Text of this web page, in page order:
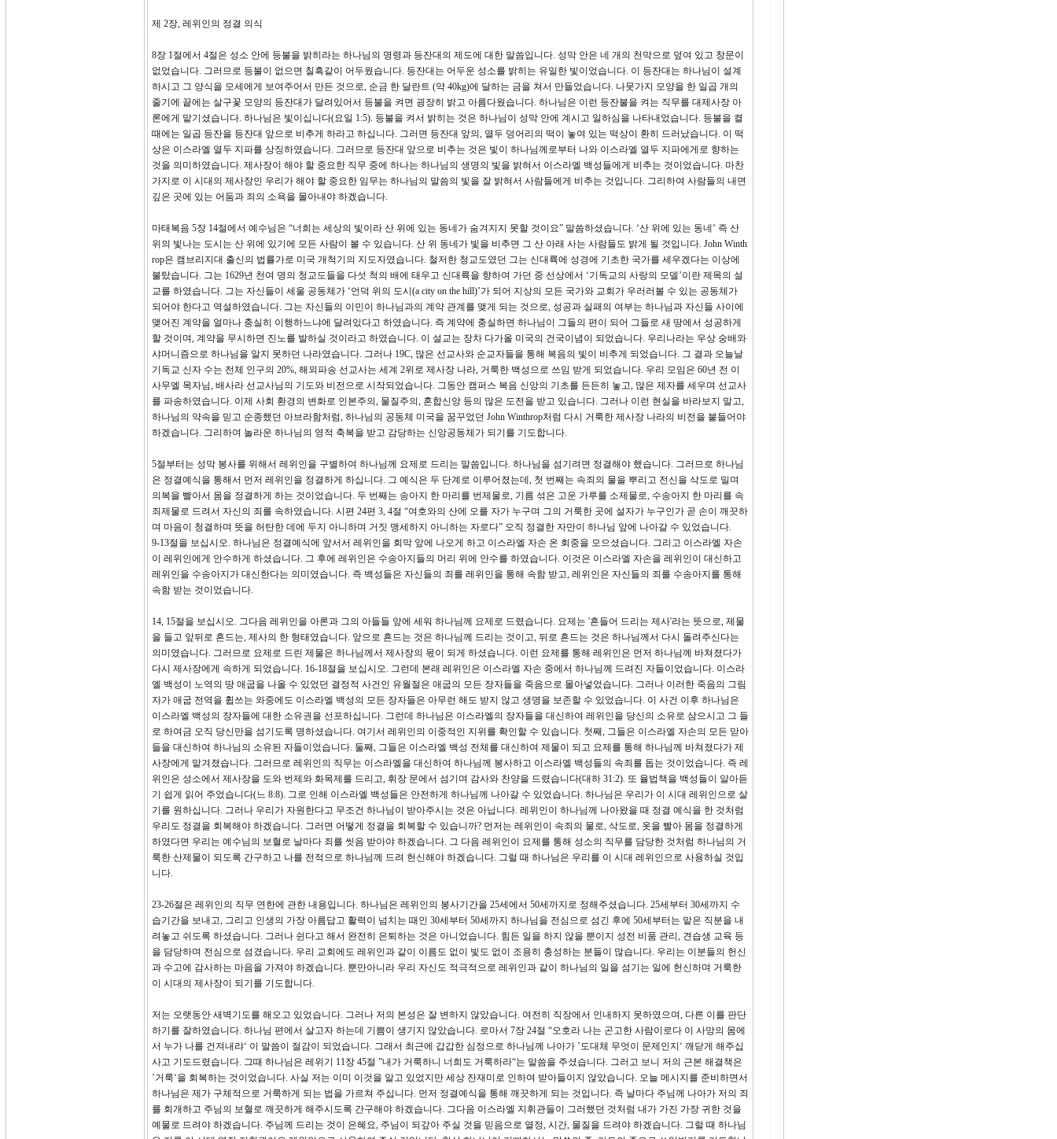
제 2장, 레위인의 정결 의식
8장 1절에서 4절은 성소 안에 등불을 밝히라는 하나님의 명령과 등잔대의 제도에 대한 말씀입니다. 성막 안은 네 개의 천막으로 덮여 있고 창문이
없었습니다. 그러므로 등불이 없으면 칠흑같이 어두웠습니다. 등잔대는 어두운 성소를 밝히는 유일한 빛이었습니다. 이 등잔대는 하나님이 설계
하시고 그 양식을 모세에게 보여주어서 만든 것으로, 순금 한 달란트 (약 40kg)에 달하는 금을 쳐서 만들었습니다. 나뭇가지 모양을 한 일곱 개의
줄기에 끝에는 살구꽃 모양의 등잔대가 달려있어서 등불을 켜면 굉장히 밝고 아름다웠습니다. 하나님은 이런 등잔불을 켜는 직무를 대제사장 아
론에게 맡기셨습니다. 하나님은 빛이십니다(요일 1:5). 등불을 켜서 밝히는 것은 하나님이 성막 안에 계시고 일하심을 나타내었습니다. 등불을 켤
때에는 일곱 등잔을 등잔대 앞으로 비추게 하라고 하십니다. 그러면 등잔대 앞의, 열두 덩어리의 떡이 놓여 있는 떡상이 환히 드러났습니다. 이 떡
상은 이스라엘 열두 지파를 상징하였습니다. 그러므로 등잔대 앞으로 비추는 것은 빛이 하나님께로부터 나와 이스라엘 열두 지파에게로 향하는
것을 의미하였습니다. 제사장이 해야 할 중요한 직무 중에 하나는 하나님의 생명의 빛을 밝혀서 이스라엘 백성들에게 비추는 것이었습니다. 마찬
가지로 이 시대의 제사장인 우리가 해야 할 중요한 임무는 하나님의 말씀의 빛을 잘 밝혀서 사람들에게 비추는 것입니다. 그리하여 사람들의 내면
깊은 곳에 있는 어둠과 죄의 소욕을 몰아내야 하겠습니다.
마태복음 5장 14절에서 예수님은 “너희는 세상의 빛이라 산 위에 있는 동네가 숨겨지지 못할 것이요” 말씀하셨습니다. ‘산 위에 있는 동네’ 즉 산
위의 빛나는 도시는 산 위에 있기에 모든 사람이 볼 수 있습니다. 산 위 동네가 빛을 비추면 그 산 아래 사는 사람들도 밝게 될 것입니다. John Winth
rop은 캠브리지대 출신의 법률가로 미국 개척기의 지도자였습니다. 철저한 청교도였던 그는 신대륙에 성경에 기초한 국가를 세우겠다는 이상에
불탔습니다. 그는 1629년 천여 명의 청교도들을 다섯 척의 배에 태우고 신대륙을 향하여 가던 중 선상에서 ‘기독교의 사랑의 모델’이란 제목의 설
교를 하였습니다. 그는 자신들이 세울 공동체가 ‘언덕 위의 도시(a city on the hill)’가 되어 지상의 모든 국가와 교회가 우러러볼 수 있는 공동체가
되어야 한다고 역설하였습니다. 그는 자신들의 이민이 하나님과의 계약 관계를 맺게 되는 것으로, 성공과 실패의 여부는 하나님과 자신들 사이에
맺어진 계약을 얼마나 충실히 이행하느냐에 달려있다고 하였습니다. 즉 계약에 충실하면 하나님이 그들의 편이 되어 그들로 새 땅에서 성공하게
할 것이며, 계약을 무시하면 진노를 발하실 것이라고 하였습니다. 이 설교는 장차 다가올 미국의 건국이념이 되었습니다. 우리나라는 우상 숭배와
샤머니즘으로 하나님을 알지 못하던 나라였습니다. 그러나 19C, 많은 선교사와 순교자들을 통해 복음의 빛이 비추게 되었습니다. 그 결과 오늘날
기독교 신자 수는 전체 인구의 20%, 해외파송 선교사는 세계 2위로 제사장 나라, 거룩한 백성으로 쓰임 받게 되었습니다. 우리 모임은 60년 전 이
사무엘 목자님, 배사라 선교사님의 기도와 비전으로 시작되었습니다. 그동안 캠퍼스 복음 신앙의 기초를 든든히 놓고, 많은 제자를 세우며 선교사
를 파송하였습니다. 이제 사회 환경의 변화로 인본주의, 물질주의, 혼합신앙 등의 많은 도전을 받고 있습니다. 그러나 이런 현실을 바라보지 말고,
하나님의 약속을 믿고 순종했던 아브라함처럼, 하나님의 공동체 미국을 꿈꾸었던 John Winthrop처럼 다시 거룩한 제사장 나라의 비전을 붙들어야
하겠습니다. 그리하여 놀라운 하나님의 영적 축복을 받고 감당하는 신앙공동체가 되기를 기도합니다.
5절부터는 성막 봉사를 위해서 레위인을 구별하여 하나님께 요제로 드리는 말씀입니다. 하나님을 섬기려면 정결해야 했습니다. 그러므로 하나님
은 정결예식을 통해서 먼저 레위인을 정결하게 하십니다. 그 예식은 두 단계로 이루어졌는데, 첫 번째는 속죄의 물을 뿌리고 전신을 삭도로 밀며
의복을 빨아서 몸을 정결하게 하는 것이었습니다. 두 번째는 송아지 한 마리를 번제물로, 기름 섞은 고운 가루를 소제물로, 수송아지 한 마리를 속
죄제물로 드려서 자신의 죄를 속하였습니다. 시편 24편 3, 4절 “여호와의 산에 오를 자가 누구며 그의 거룩한 곳에 설자가 누구인가 곧 손이 깨끗하
며 마음이 청결하며 뜻을 허탄한 데에 두지 아니하며 거짓 맹세하지 아니하는 자로다” 오직 정결한 자만이 하나님 앞에 나아갈 수 있었습니다.
9-13절을 보십시오. 하나님은 정결예식에 앞서서 레위인을 회막 앞에 나오게 하고 이스라엘 자손 온 회중을 모으셨습니다. 그리고 이스라엘 자손
이 레위인에게 안수하게 하셨습니다. 그 후에 레위인은 수송아지들의 머리 위에 안수를 하였습니다. 이것은 이스라엘 자손을 레위인이 대신하고
레위인을 수송아지가 대신한다는 의미였습니다. 즉 백성들은 자신들의 죄를 레위인을 통해 속함 받고, 레위인은 자신들의 죄를 수송아지를 통해
속함 받는 것이었습니다.
14, 15절을 보십시오. 그다음 레위인을 아론과 그의 아들들 앞에 세워 하나님께 요제로 드렸습니다. 요제는 '흔들어 드리는 제사'라는 뜻으로, 제물
을 들고 앞뒤로 흔드는, 제사의 한 형태였습니다. 앞으로 흔드는 것은 하나님께 드리는 것이고, 뒤로 흔드는 것은 하나님께서 다시 돌려주신다는
의미였습니다. 그러므로 요제로 드린 제물은 하나님께서 제사장의 몫이 되게 하셨습니다. 이런 요제를 통해 레위인은 먼저 하나님께 바쳐졌다가
다시 제사장에게 속하게 되었습니다. 16-18절을 보십시오. 그런데 본래 레위인은 이스라엘 자손 중에서 하나님께 드려진 자들이었습니다. 이스라
엘 백성이 노역의 땅 애굽을 나올 수 있었던 결정적 사건인 유월절은 애굽의 모든 장자들을 죽음으로 몰아넣었습니다. 그러나 이러한 죽음의 그림
자가 애굽 전역을 휩쓰는 와중에도 이스라엘 백성의 모든 장자들은 아무런 해도 받지 않고 생명을 보존할 수 있었습니다. 이 사건 이후 하나님은
이스라엘 백성의 장자들에 대한 소유권을 선포하십니다. 그런데 하나님은 이스라엘의 장자들을 대신하여 레위인을 당신의 소유로 삼으시고 그 들
로 하여금 오직 당신만을 섬기도록 명하셨습니다. 여기서 레위인의 이중적인 지위를 확인할 수 있습니다. 첫째, 그들은 이스라엘 자손의 모든 맏아
들을 대신하여 하나님의 소유된 자들이었습니다. 둘째, 그들은 이스라엘 백성 전체를 대신하여 제물이 되고 요제를 통해 하나님께 바쳐졌다가 제
사장에게 맡겨졌습니다. 그러므로 레위인의 직무는 이스라엘을 대신하여 하나님께 봉사하고 이스라엘 백성들의 속죄를 돕는 것이었습니다. 즉 레
위인은 성소에서 제사장을 도와 번제와 화목제를 드리고, 휘장 문에서 섬기며 감사와 찬양을 드렸습니다(대하 31:2). 또 율법책을 백성들이 알아듣
기 쉽게 읽어 주었습니다(느 8:8). 그로 인해 이스라엘 백성들은 안전하게 하나님께 나아갈 수 있었습니다. 하나님은 우리가 이 시대 레위인으로 살
기를 원하십니다. 그러나 우리가 자원한다고 무조건 하나님이 받아주시는 것은 아닙니다. 레위인이 하나님께 나아왔을 때 정결 예식을 한 것처럼
우리도 정결을 회복해야 하겠습니다. 그러면 어떻게 정결을 회복할 수 있습니까? 먼저는 레위인이 속죄의 물로, 삭도로, 옷을 빨아 몸을 정결하게
하였다면 우리는 예수님의 보혈로 날마다 죄를 씻음 받아야 하겠습니다. 그 다음 레위인이 요제를 통해 성소의 직무를 담당한 것처럼 하나님의 거
룩한 산제물이 되도록 간구하고 나를 전적으로 하나님께 드려 헌신해야 하겠습니다. 그럴 때 하나님은 우리를 이 시대 레위인으로 사용하실 것입
니다.
23-26절은 레위인의 직무 연한에 관한 내용입니다. 하나님은 레위인의 봉사기간을 25세에서 50세까지로 정해주셨습니다. 25세부터 30세까지 수
습기간을 보내고, 그리고 인생의 가장 아름답고 활력이 넘치는 때인 30세부터 50세까지 하나님을 전심으로 섬긴 후에 50세부터는 맡은 직분을 내
려놓고 쉬도록 하셨습니다. 그러나 쉰다고 해서 완전히 은퇴하는 것은 아니었습니다. 힘든 일을 하지 않을 뿐이지 성전 비품 관리, 견습생 교육 등
을 담당하며 전심으로 섬겼습니다. 우리 교회에도 레위인과 같이 이름도 없이 빛도 없이 조용히 충성하는 분들이 많습니다. 우리는 이분들의 헌신
과 수고에 감사하는 마음을 가져야 하겠습니다. 뿐만아니라 우리 자신도 적극적으로 레위인과 같이 하나님의 일을 섬기는 일에 헌신하며 거룩한
이 시대의 제사장이 되기를 기도합니다.
저는 오랫동안 새벽기도를 해오고 있었습니다. 그러나 저의 본성은 잘 변하지 않았습니다. 여전히 직장에서 인내하지 못하였으며, 다른 이를 판단
하기를 잘하였습니다. 하나님 편에서 살고자 하는데 기쁨이 생기지 않았습니다. 로마서 7장 24절 “오호라 나는 곤고한 사람이로다 이 사망의 몸에
서 누가 나를 건져내랴‘ 이 말씀이 절감이 되었습니다. 그래서 최근에 갑갑한 심정으로 하나님께 나아가 ’도대체 무엇이 문제인지‘ 깨닫게 해주십
사고 기도드렸습니다. 그때 하나님은 레위기 11장 45절 ”내가 거룩하니 너희도 거룩하라“는 말씀을 주셨습니다. 그러고 보니 저의 근본 해결책은
’거룩‘을 회복하는 것이었습니다. 사실 저는 이미 이것을 알고 있었지만 세상 잔재미로 인하여 받아들이지 않았습니다. 오늘 메시지를 준비하면서
하나님은 제가 구체적으로 거룩하게 되는 법을 가르쳐 주십니다. 먼저 정결예식을 통해 깨끗하게 되는 것입니다. 즉 날마다 주님께 나아가 저의 죄
를 회개하고 주님의 보혈로 깨끗하게 해주시도록 간구해야 하겠습니다. 그다음 이스라엘 지휘관들이 그러했던 것처럼 내가 가진 가장 귀한 것을
예물로 드려야 하겠습니다. 주님께 드리는 것이 은혜요, 주님이 되갚아 주실 것을 믿음으로 열정, 시간, 물질을 드려야 하겠습니다. 그럴 때 하나님